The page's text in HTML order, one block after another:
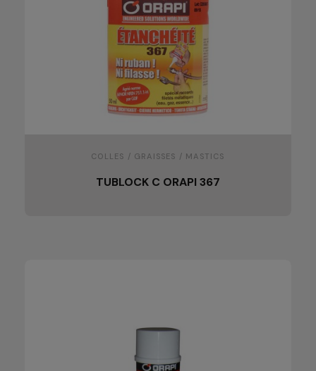
COLLES / GRAISSES / MASTICS
TUBLOCK C ORAPI 367